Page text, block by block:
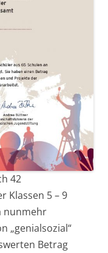
42
Klassen 5 – 9
nunmehr
„genialsozial“
Betrag